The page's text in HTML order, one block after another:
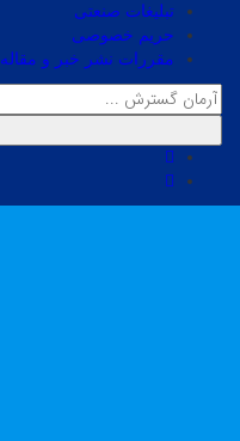
تبلیغات صنعتی
حریم خصوصی
مقررات نشر خبر و مقاله